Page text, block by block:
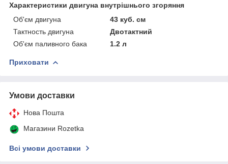
Характеристики двигуна внутрішнього згоряння
Об'єм двигуна
43 куб. см
Тактность двигуна
Двотактний
Об'єм паливного бака
1.2 л
Приховати
Умови доставки
Нова Пошта
Магазини Rozetka
Всі умови доставки